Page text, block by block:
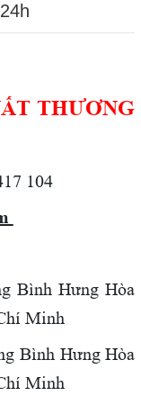
THƯƠNG
104
Bình Hưng Hòa
Minh
Bình Hưng Hòa
Minh